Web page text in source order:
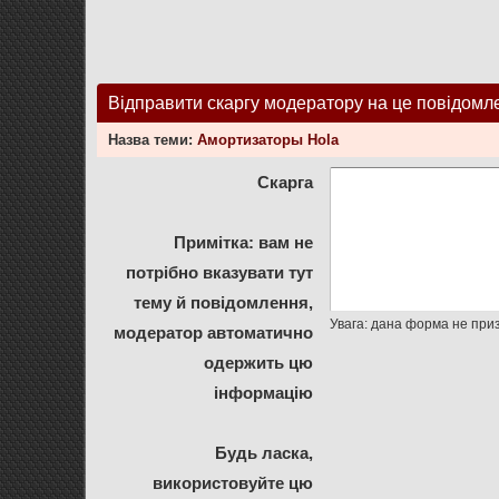
Відправити скаргу модератору на це
Назва теми:Амортизаторы Hola
Скарга
Примітка: вам не
потрібно вказувати тут
тему й повідомлення,
модератор автоматично
одержить цю
інформацію
Будь ласка,
використовуйте цю